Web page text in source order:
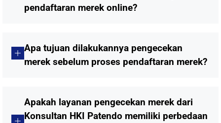
pendaftaran merek online?
Apa tujuan dilakukannya pengecekan
merek sebelum proses pendaftaran merek?
Apakah layanan pengecekan merek dari
Konsultan HKI Patendo memiliki perbedaan